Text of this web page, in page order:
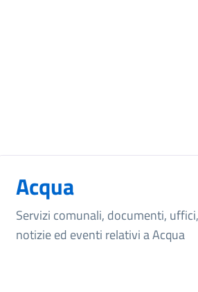
Acqua
Servizi comunali, documenti, uffici,
notizie ed eventi relativi a Acqua